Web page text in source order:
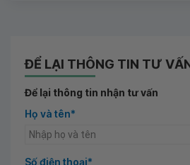
ĐỂ LẠI THÔNG TIN TƯ
Để lại thông tin nhận tư vấn
Họ và tên*
Số điện thoại*